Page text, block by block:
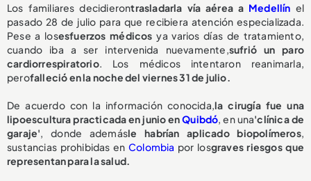
Los familiares decidierontrasladarla vía aérea a Medellín el
pasado 28 de julio para que recibiera atención especializada.
Pese a losesfuerzos médicos ya varios días de tratamiento,
cuando iba a ser intervenida nuevamente,sufrió un paro
cardiorrespiratorio. Los médicos intentaron reanimarla,
perofalleció en la noche del viernes 31 de julio.
De acuerdo con la información conocida,la cirugía fue una
lipoescultura practicada en junio enQuibdó, en una'clínica de
garaje', donde ademásle habrían aplicado biopolímeros,
sustancias prohibidas en Colombia por losgraves riesgos que
representan para la salud.